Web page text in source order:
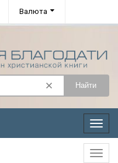
Валюта
Найти
Меню